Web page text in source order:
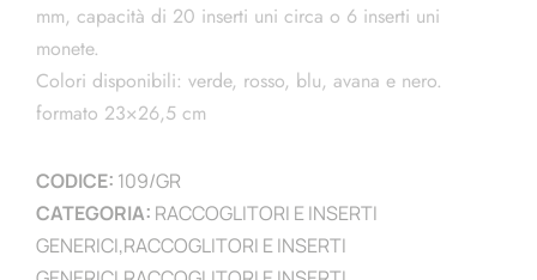
mm, capacità di 20 inserti uni circa o 6 inserti uni
monete.
Colori disponibili: verde, rosso, blu, avana e nero.
formato 23×26,5 cm
CODICE: 109/GR
CATEGORIA: RACCOGLITORI E INSERTI
GENERICI,RACCOGLITORI E INSERTI